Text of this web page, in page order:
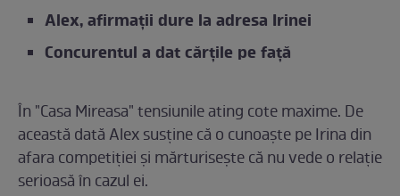
Alex, afirmații dure la adresa Irinei
Concurentul a dat cărțile pe față
În "Casa Mireasa" tensiunile ating cote maxime. De
această dată Alex susține că o cunoaște pe Irina din
afara competiției și mărturisește că nu vede o relație
serioasă în cazul ei.